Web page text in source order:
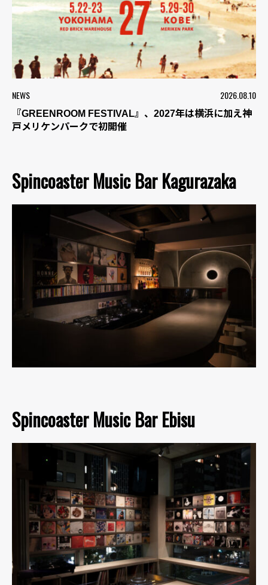
NEWS 2026.08.10
『GREENROOM FESTIVAL』、2027年は横浜に加え神
戸メリケンパークで初開催
Spincoaster Music Bar Kagurazaka
Spincoaster Music Bar Ebisu